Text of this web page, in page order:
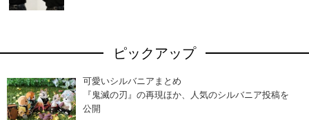
ピックアップ
可愛いシルバニアまとめ
『鬼滅の刃』の再現ほか、人気のシルバニア投稿を
公開